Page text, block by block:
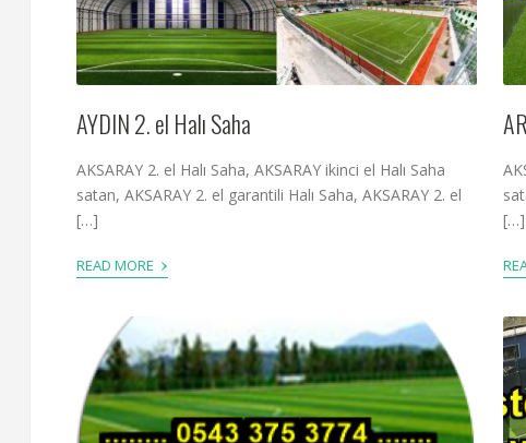
AYDIN 2. el Halı Saha
AKSARAY 2. el Halı Saha, AKSARAY ikinci el Halı Saha
satan, AKSARAY 2. el garantili Halı Saha, AKSARAY 2. el
[…]
READ MORE ›
[…]